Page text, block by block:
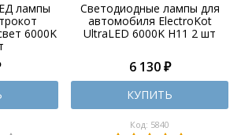
лампы
6000K
Светодиодные лампы для
автомобиля ElectroKot
UltraLED 6000K H11 2 шт
6 130 ₽
КУПИТЬ
Код: 5840